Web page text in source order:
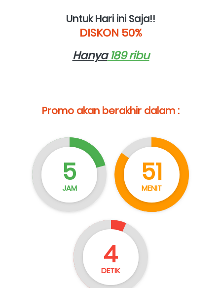
Untuk Hari ini Saja!!
DISKON 50%
Hanya 189 ribu
Promo akan berakhir dalam :
5
JAM
51
MENIT
3
DETIK